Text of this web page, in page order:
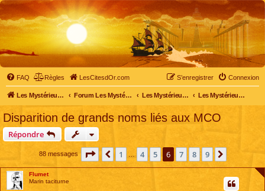
FAQ Règles LesCitesdOr.com Connexion
S’enregistrer
Les Mystérieuses Cités d'Or - LesCitesdOr.com Forum Les Mystérieuses Cités d'Or Les Mystérieuses Cités d'Or Les Mystérieuses Cités d'Or : saison 1 (1983)
Disparition de grands noms liés aux MCO
Répondre
88 messages Page sur
Précédente
1 4 5 6 7 8 9 Suivante
Flumet
Marin taciturne